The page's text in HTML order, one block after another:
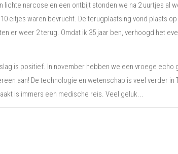
narcose en een ontbijt stonden we na 2 uurtjes al
eitjes waren bevrucht. De terugplaatsing vond plaats
er weer 2 terug. Omdat ik 35 jaar ben, verhoogd het
is positief. In november hebben we een vroege echo
aan! De technologie en wetenschap is veel verder in
is immers een medische reis. Veel geluk...